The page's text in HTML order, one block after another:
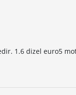
1.6 dizel euro5